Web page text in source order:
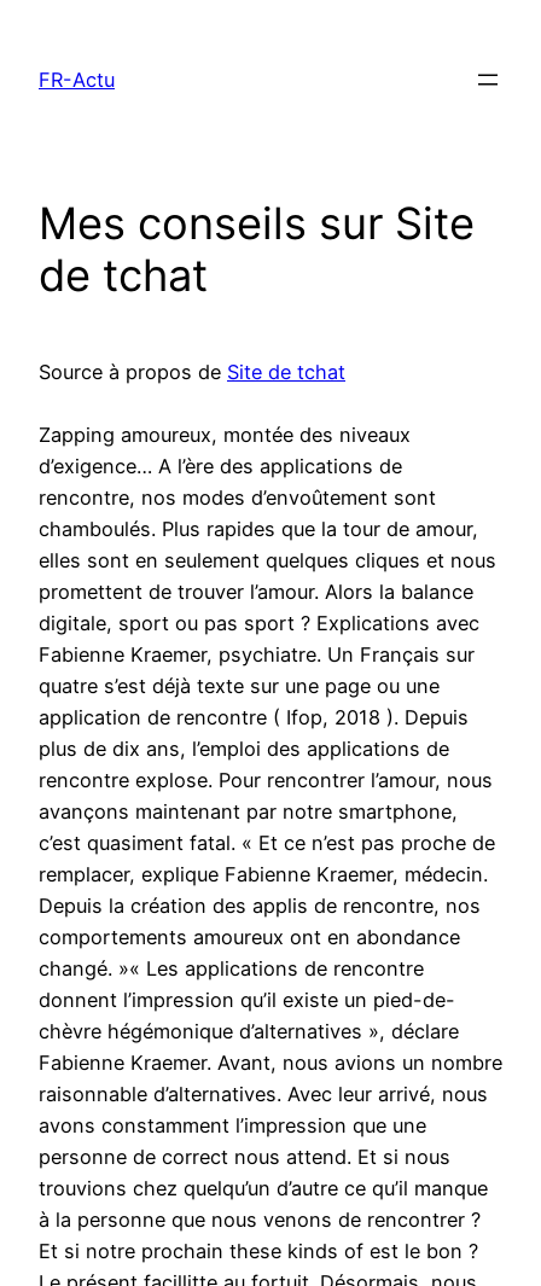
contenu
FR-Actu
Mes conseils sur Site
de tchat
Source à propos de Site de tchat
Zapping amoureux, montée des niveaux
d’exigence… A l’ère des applications de
rencontre, nos modes d’envoûtement sont
chamboulés. Plus rapides que la tour de amour,
elles sont en seulement quelques cliques et nous
promettent de trouver l’amour. Alors la balance
digitale, sport ou pas sport ? Explications avec
Fabienne Kraemer, psychiatre. Un Français sur
quatre s’est déjà texte sur une page ou une
application de rencontre ( Ifop, 2018 ). Depuis
plus de dix ans, l’emploi des applications de
rencontre explose. Pour rencontrer l’amour, nous
avançons maintenant par notre smartphone,
c’est quasiment fatal. « Et ce n’est pas proche de
remplacer, explique Fabienne Kraemer, médecin.
Depuis la création des applis de rencontre, nos
comportements amoureux ont en abondance
changé. »« Les applications de rencontre
donnent l’impression qu’il existe un pied-de-
chèvre hégémonique d’alternatives », déclare
Fabienne Kraemer. Avant, nous avions un nombre
raisonnable d’alternatives. Avec leur arrivé, nous
avons constamment l’impression que une
personne de correct nous attend. Et si nous
trouvions chez quelqu’un d’autre ce qu’il manque
à la personne que nous venons de rencontrer ?
Et si notre prochain these kinds of est le bon ?